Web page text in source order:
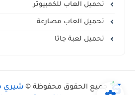
تحميل العاب للكمبيوتر
تحميل العاب مصارعة
تحميل لعبة جاتا
جميع الحقوق محفوظة © شيري